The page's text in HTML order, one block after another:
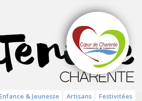
Enfance & Jeunesse Artisans
Festivitées